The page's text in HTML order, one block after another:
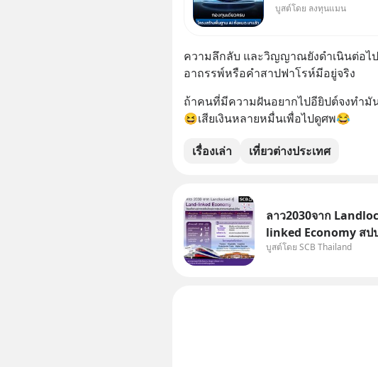
Supercycle คือช่วงเ
หลัก ของการเติบโต
ชีวิตของผู้คนอย่างย
บูสต์โดย ลงทุนแมน
ความลึกลับ และวิญญาณยังดำเนินต่อไ
อาถรรพ์หรือคำสาปฟาโรห์มีอยู่จริง
ถ้าคนที่มีความฝันอยากไปอียิปต์จงทำ
😆เสียเงินหลายหมื่นเพื่อไปดูศพ😂
เรื่องเล่า เที่ยวต่างประเทศ
ลาว2030จาก
linked Economy สป
บทบาทจาก “ประเทศท
บูสต์โดย SCB Thailand